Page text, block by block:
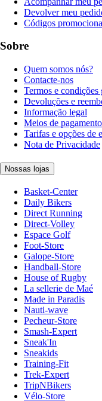
Devolver meu
Códigos
Sobre
Quem somos nós?
Contacte-nos
Termos e condições
Devoluções e
Informação legal
Meios de pagamento
Tarifas e opções de
Nota de Privacidade
Nossas lojas
Basket-Center
Daily Bikers
Direct Running
Direct-Volley
Espace Golf
Foot-Store
Galope-Store
Handball-Store
House of Rugby
La sellerie de Maé
Made in Paradis
Nauti-wave
Pecheur-Store
Smash-Expert
Sneak'In
Sneakids
Training-Fit
Trek-Expert
TripNBikers
Vélo-Store